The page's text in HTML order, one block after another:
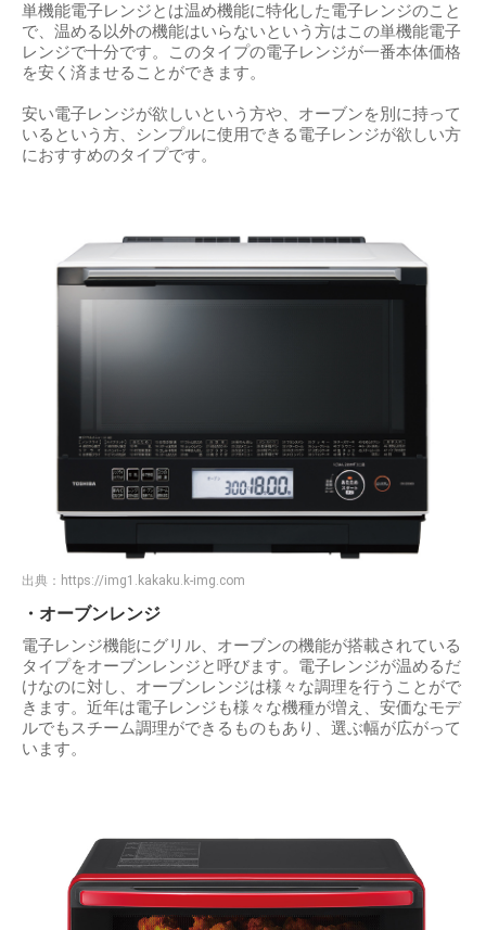
単機能電子レンジとは温め機能に特化した電子レンジのこと
で、温める以外の機能はいらないという方はこの単機能電子
レンジで十分です。このタイプの電子レンジが一番本体価格
を安く済ませることができます。
安い電子レンジが欲しいという方や、オーブンを別に持って
いるという方、シンプルに使用できる電子レンジが欲しい方
におすすめのタイプです。
出典： https://img1.kakaku.k-img.com
・オーブンレンジ
電子レンジ機能にグリル、オーブンの機能が搭載されている
タイプをオーブンレンジと呼びます。電子レンジが温めるだ
けなのに対し、オーブンレンジは様々な調理を行うことがで
きます。近年は電子レンジも様々な機種が増え、安価なモデ
ルでもスチーム調理ができるものもあり、選ぶ幅が広がって
います。